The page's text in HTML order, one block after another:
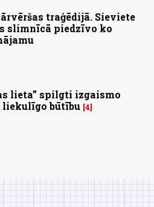
traģēdijā. Sieviete
slimnīcā piedzīvo ko
lieta” spilgti izgaismo
būtību 4